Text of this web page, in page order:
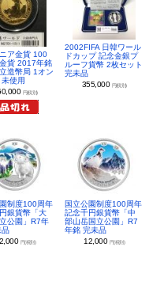
ア金貨 100
貨 2017年銘
造幣局 1オン
使用
円(税別)
2002FIFA 日韓ワール
ドカップ 記念金銀プ
ルーフ貨幣 2枚セット
完未品
355,000 円(税別)
制度100周年
銀貨幣「大
公園」R7年
品
円(税別)
国立公園制度100周年
記念千円銀貨幣「中
部山岳国立公園」R7
年銘 完未品
12,000 円(税別)